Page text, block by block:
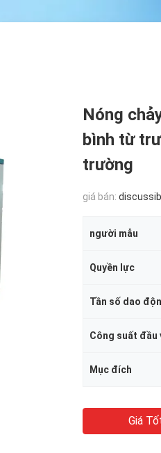
Nóng
bình từ
trường
giá bán:
người mẫu
Quyền lực
Tần số dao
Công suất đầu
Mục đích
Giá